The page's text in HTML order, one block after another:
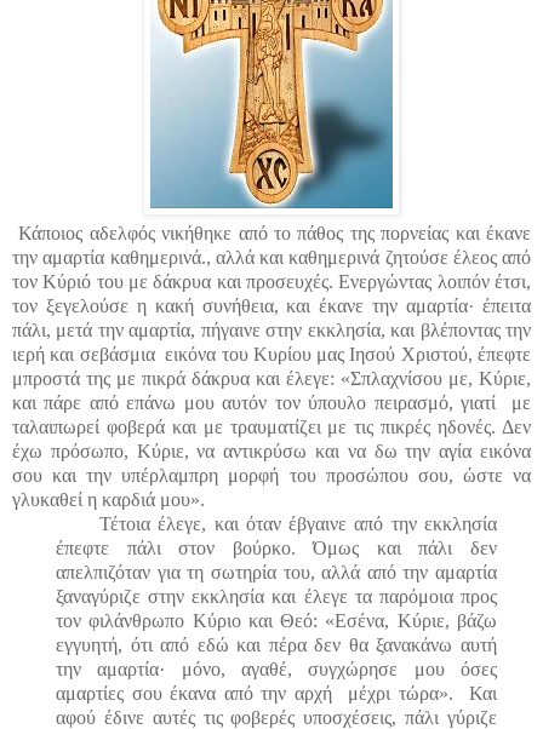
Κάποιος αδελφός νικήθηκε από το πάθος της πορνείας και έκανε
την αμαρτία καθημερινά., αλλά και καθημερινά ζητούσε έλεος από
τον Κύριό του με δάκρυα και προσευχές. Ενεργώντας λοιπόν έτσι,
τον ξεγελούσε η κακή συνήθεια, και έκανε την αμαρτία· έπειτα
πάλι, μετά την αμαρτία, πήγαινε στην εκκλησία, και βλέποντας την
ιερή και σεβάσμια εικόνα του Κυρίου μας Ιησού Χριστού, έπεφτε
μπροστά της με πικρά δάκρυα και έλεγε: «Σπλαχνίσου με, Κύριε,
και πάρε από επάνω μου αυτόν τον ύπουλο πειρασμό, γιατί με
ταλαιπωρεί φοβερά και με τραυματίζει με τις πικρές ηδονές. Δεν
έχω πρόσωπο, Κύριε, να αντικρύσω και να δω την αγία εικόνα
σου και την υπέρλαμπρη μορφή του προσώπου σου, ώστε να
γλυκαθεί η καρδιά μου».
Τέτοια έλεγε, και όταν έβγαινε από την εκκλησία
έπεφτε πάλι στον βούρκο. Όμως και πάλι δεν
απελπιζόταν για τη σωτηρία του, αλλά από την αμαρτία
ξαναγύριζε στην εκκλησία και έλεγε τα παρόμοια προς
τον φιλάνθρωπο Κύριο και Θεό: «Εσένα, Κύριε, βάζω
εγγυητή, ότι από εδώ και πέρα δεν θα ξανακάνω αυτή
την αμαρτία· μόνο, αγαθέ, συγχώρησε μου όσες
αμαρτίες σου έκανα από την αρχή μέχρι τώρα». Και
αφού έδινε αυτές τις φοβερές υποσχέσεις, πάλι γύριζε